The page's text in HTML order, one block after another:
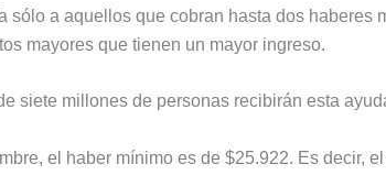
sólo a aquellos que cobran hasta dos haberes
mayores que tienen un mayor ingreso.
siete millones de personas recibirán esta
el haber mínimo es de $25.922. Es decir,